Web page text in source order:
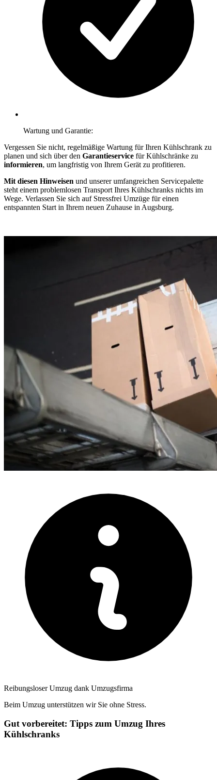
Wartung und Garantie:
Vergessen Sie nicht, regelmäßige Wartung für Ihren Kühlschrank zu
planen und sich über den Garantieservice für Kühlschränke zu
informieren, um langfristig von Ihrem Gerät zu profitieren.
Mit diesen Hinweisen und unserer umfangreichen Servicepalette
steht einem problemlosen Transport Ihres Kühlschranks nichts im
Wege. Verlassen Sie sich auf Stressfrei Umzüge für einen
entspannten Start in Ihrem neuen Zuhause in Augsburg.
Reibungsloser Umzug dank Umzugsfirma
Beim Umzug unterstützen wir Sie ohne Stress.
Gut vorbereitet: Tipps zum Umzug Ihres
Kühlschranks